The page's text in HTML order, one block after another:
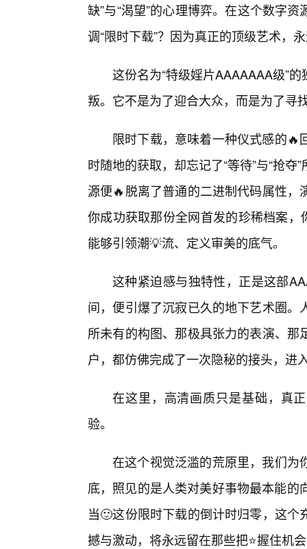
缺”与“渴望”的心理博弈。在这个数字
调“限时下载”？因为真正的顶级艺术，
这份名为“特级婬片AAAAAAA级”
叛。它不是为了迎合大众，而是为了寻
限时下载，意味着一种仪式感的
时随地的获取，却忘记了“等待”与“抢
源便🔥脱离了普通的二进制代码属性
你成功获取那份全网首发的珍稀档案
能够引领潮💡流、定义审美的底气。
这种紧迫感与独特性，正是这部
间，便引爆了沉寂已久的地下艺术圈
所未有的构图、那极具张力的表演、
户，都仿佛完成了一次隐秘的接头，进
在这里，高清画质只是基础，真
验。
在这个视觉泛滥的荒原里，我们为
底，照见的是人类对美好事物最本能
当🙂这份限时下载的倒计时归零，这
撼与激动，将永远留在那些把⭐握住机